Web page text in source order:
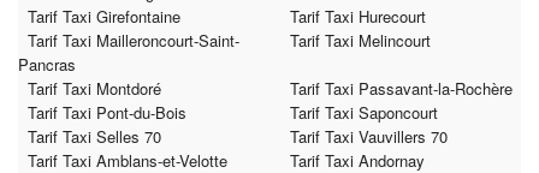
Tarif Taxi Girefontaine
Tarif Taxi Hurecourt
Tarif Taxi Mailleroncourt-Saint-
Pancras
Tarif Taxi Melincourt
Tarif Taxi Montdoré
Tarif Taxi Passavant-la-Rochère
Tarif Taxi Pont-du-Bois
Tarif Taxi Saponcourt
Tarif Taxi Selles 70
Tarif Taxi Vauvillers 70
Tarif Taxi Amblans-et-Velotte
Tarif Taxi Andornay